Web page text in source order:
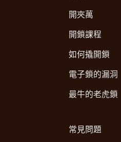
開夾萬
開鎖課程
如何撬開鎖
電子鎖的漏洞
最牛的老虎鎖
常見問題